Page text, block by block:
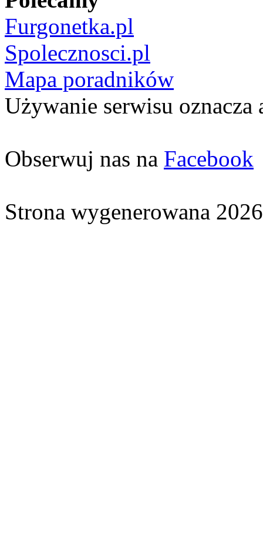
Furgonetka.pl
Spolecznosci.pl
Mapa poradników
Używanie serwisu oznacza
Obserwuj nas na Facebook
Strona wygenerowana